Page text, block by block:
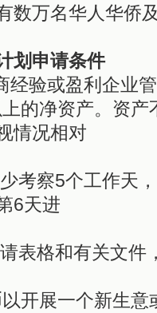
数万名华人华侨
划申请条件
验或盈利企业
的净资产。资产
情况相对
考察5个工作天
6天进
表格和有关文件
开展一个新生意